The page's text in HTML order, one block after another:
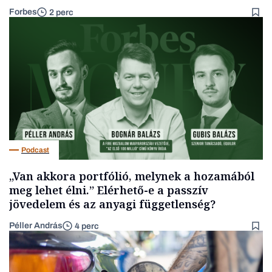
Forbes 2 perc
Podcast
„Van akkora portfólió, melynek a hozamából
meg lehet élni.” Elérhető-e a passzív
jövedelem és az anyagi függetlenség?
Péller András 4 perc